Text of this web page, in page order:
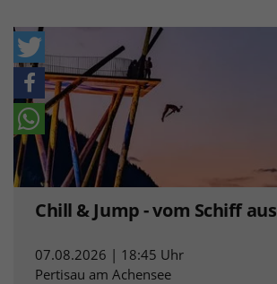
Chill & Jump - vom Schiff aus
07.08.2026 | 18:45 Uhr
Pertisau am Achensee